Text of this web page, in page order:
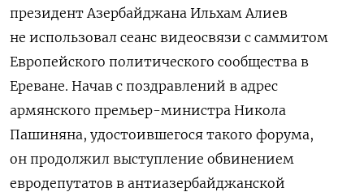
президент Азербайджана Ильхам Алиев
не использовал сеанс видеосвязи с саммитом
Европейского политического сообщества в
Ереване. Начав с поздравлений в адрес
армянского премьер-министра Никола
Пашиняна, удостоившегося такого форума,
он продолжил выступление обвинением
евродепутатов в антиазербайджанской